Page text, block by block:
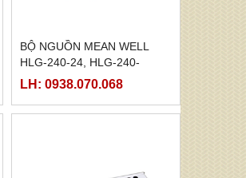
BỘ NGUỒN MEAN WELL
HLG-240-24, HLG-240-
24A,HLG-240-24B,HLG-240-
LH: 0938.070.068